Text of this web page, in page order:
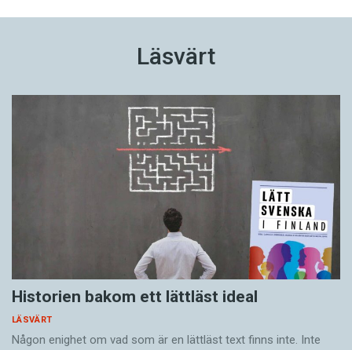
Läsvärt
Historien bakom ett lättläst ideal
LÄSVÄRT
Någon enighet om vad som är en lättläst text finns inte. Inte